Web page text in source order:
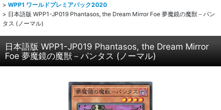
> WPP1 ワールドプレミアパック2020
> 日本語版 WPP1-JP019 Phantasos, the Dream Mirror Foe 夢魔鏡の魔獣－パン
タス (ノーマル)
日本語版 WPP1-JP019 Phantasos, the Dream Mirror
Foe 夢魔鏡の魔獣－パンタス (ノーマル)